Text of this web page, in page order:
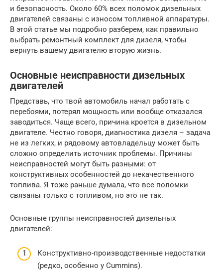
и безопасность. Около 60% всех поломок дизельных
двигателей связаны с износом топливной аппаратуры.
В этой статье мы подробно разберем, как правильно
выбрать ремонтный комплект для дизеля, чтобы
вернуть вашему двигателю вторую жизнь.
Основные неисправности дизельных
двигателей
Представь, что твой автомобиль начал работать с
перебоями, потерял мощность или вообще отказался
заводиться. Чаще всего, причина кроется в дизельном
двигателе. Честно говоря, диагностика дизеля – задача
не из легких, и рядовому автовладельцу может быть
сложно определить источник проблемы. Причины
неисправностей могут быть разными: от
конструктивных особенностей до некачественного
топлива. Я тоже раньше думала, что все поломки
связаны только с топливом, но это не так.
Основные группы неисправностей дизельных
двигателей:
Конструктивно-производственные недостатки
(редко, особенно у Cummins).